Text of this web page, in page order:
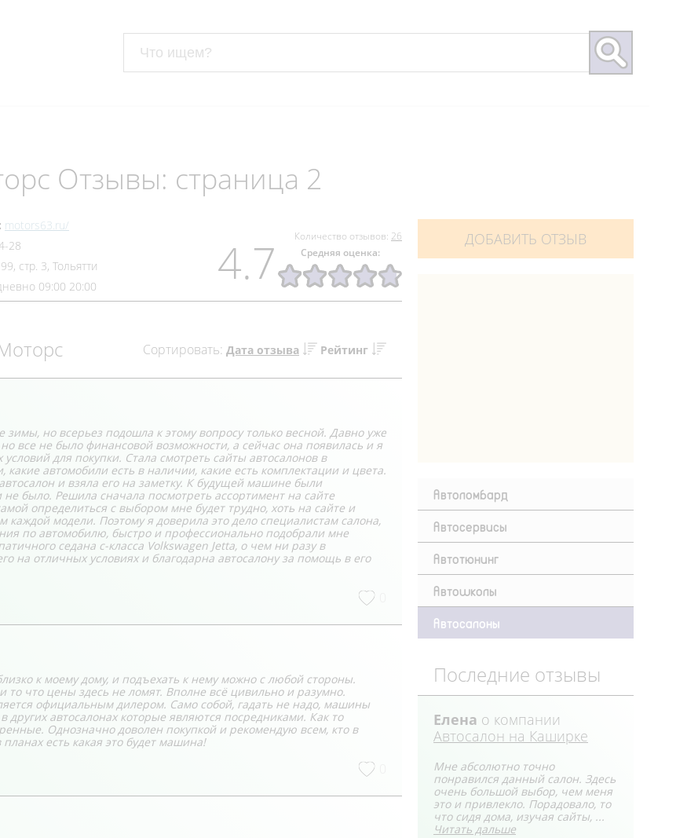
Отзывы: страница 2
Количество отзывов: 26
Средняя оценка:
4.7
motors63.ru/
28
стр. 3, Тольятти
09:00 20:00
Сортировать: Дата отзыва Рейтинг
но всерьез подошла к этому вопросу только весной. Давно уже
все не было финансовой возможности, а сейчас она появилась и я
для покупки. Стала смотреть сайты автосалонов в
автомобили есть в наличии, какие есть комплектации и цвета.
и взяла его на заметку. К будущей машине были
было. Решила сначала посмотреть ассортимент на сайте
определиться с выбором мне будет трудно, хоть на сайте и
модели. Поэтому я доверила это дело специалистам салона,
по автомобилю, быстро и профессионально подобрали мне
седана с-класса Volkswagen Jetta, о чем ни разу в
на отличных условиях и благодарна автосалону за помощь в его
к моему дому, и подъехать к нему можно с любой стороны.
то что цены здесь не ломят. Вполне всё цивильно и разумно.
официальным дилером. Само собой, гадать не надо, машины
других автосалонах которые являются посредниками. Как то
Однозначно доволен покупкой и рекомендую всем, кто в
есть какая это будет машина!
ДОБАВИТЬ ОТЗЫВ
Автоломбард
Автосервисы
Автотюнинг
Автошколы
Автосалоны
Последние отзывы
Елена о компании
Автосалон на Каширке
Мне абсолютно точно
понравился данный салон. Здесь
очень большой выбор, чем меня
это и привлекло. Порадовало, то
что сидя дома, изучая сайты, ...
Читать дальше